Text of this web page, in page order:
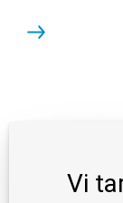
Vi